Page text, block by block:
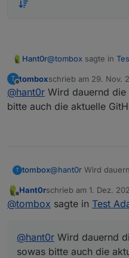
Hant0r@tombox sagte in
@hant0rbitte mit
tapo.0 2024-11-
tapo.0 2024-11-
tapo.0 2024-11-
Hatte eben auch das
Aber die Namen sind
T
Offline
tomboxschrieb am 29. Nov.
zuletzt editiert von
@hant0r Wird dauernd
bitte auch die aktuelle
T tombox@hant0r Wird
Offline
Hant0rschrieb am 1. Dez.
zuletzt editiert von
@tombox sagte in Test
@hant0r Wird dauernd
sowas bitte auch die